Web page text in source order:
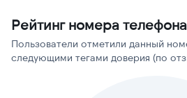
Рейтинг номера
Пользователи отметили данный
следующими тегами доверия (по